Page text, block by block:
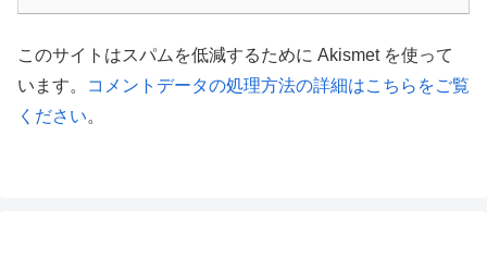
このサイトはスパムを低減するために Akismet を使って
います。
コメントデータの処理方法の詳細はこちらをご覧
ください。